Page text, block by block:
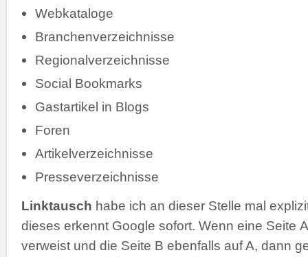
Webkataloge
Branchenverzeichnisse
Regionalverzeichnisse
Social Bookmarks
Gastartikel in Blogs
Foren
Artikelverzeichnisse
Presseverzeichnisse
Linktausch habe ich an dieser Stelle mal
dieses erkennt Google sofort. Wenn eine Seite
verweist und die Seite B ebenfalls auf A, dann